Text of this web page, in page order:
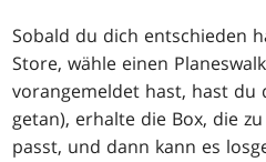
Sobald du dich entschieden
Store, wähle einen
vorangemeldet hast, hast du
getan), erhalte die Box, die
passt, und dann kann es